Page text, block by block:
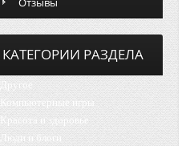
КАТЕГОРИИ РАЗДЕЛА
Другое
Компьютерные игры
Красота и здоровье
Люди и блоги